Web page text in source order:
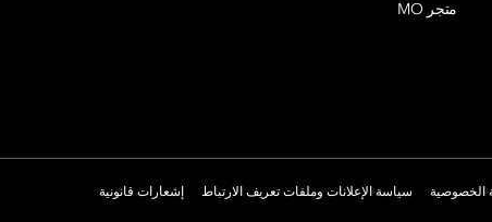
متجر MO
الخصوصية سياسة الإعلانات وملفات تعريف الارتباط إشعارات قانونية